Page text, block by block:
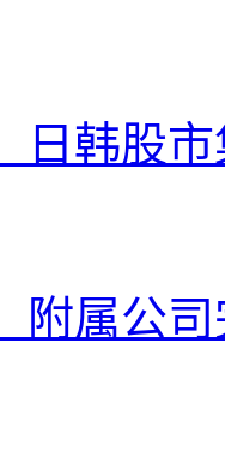
日韩股
附属公